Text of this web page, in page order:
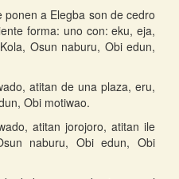
a Elegba son de cedro
forma: uno con: eku, eja,
Osun naburu, Obi edun,
atitan de una plaza, eru,
Obi motiwao.
atitan jorojoro, atitan ile
naburu, Obi edun, Obi